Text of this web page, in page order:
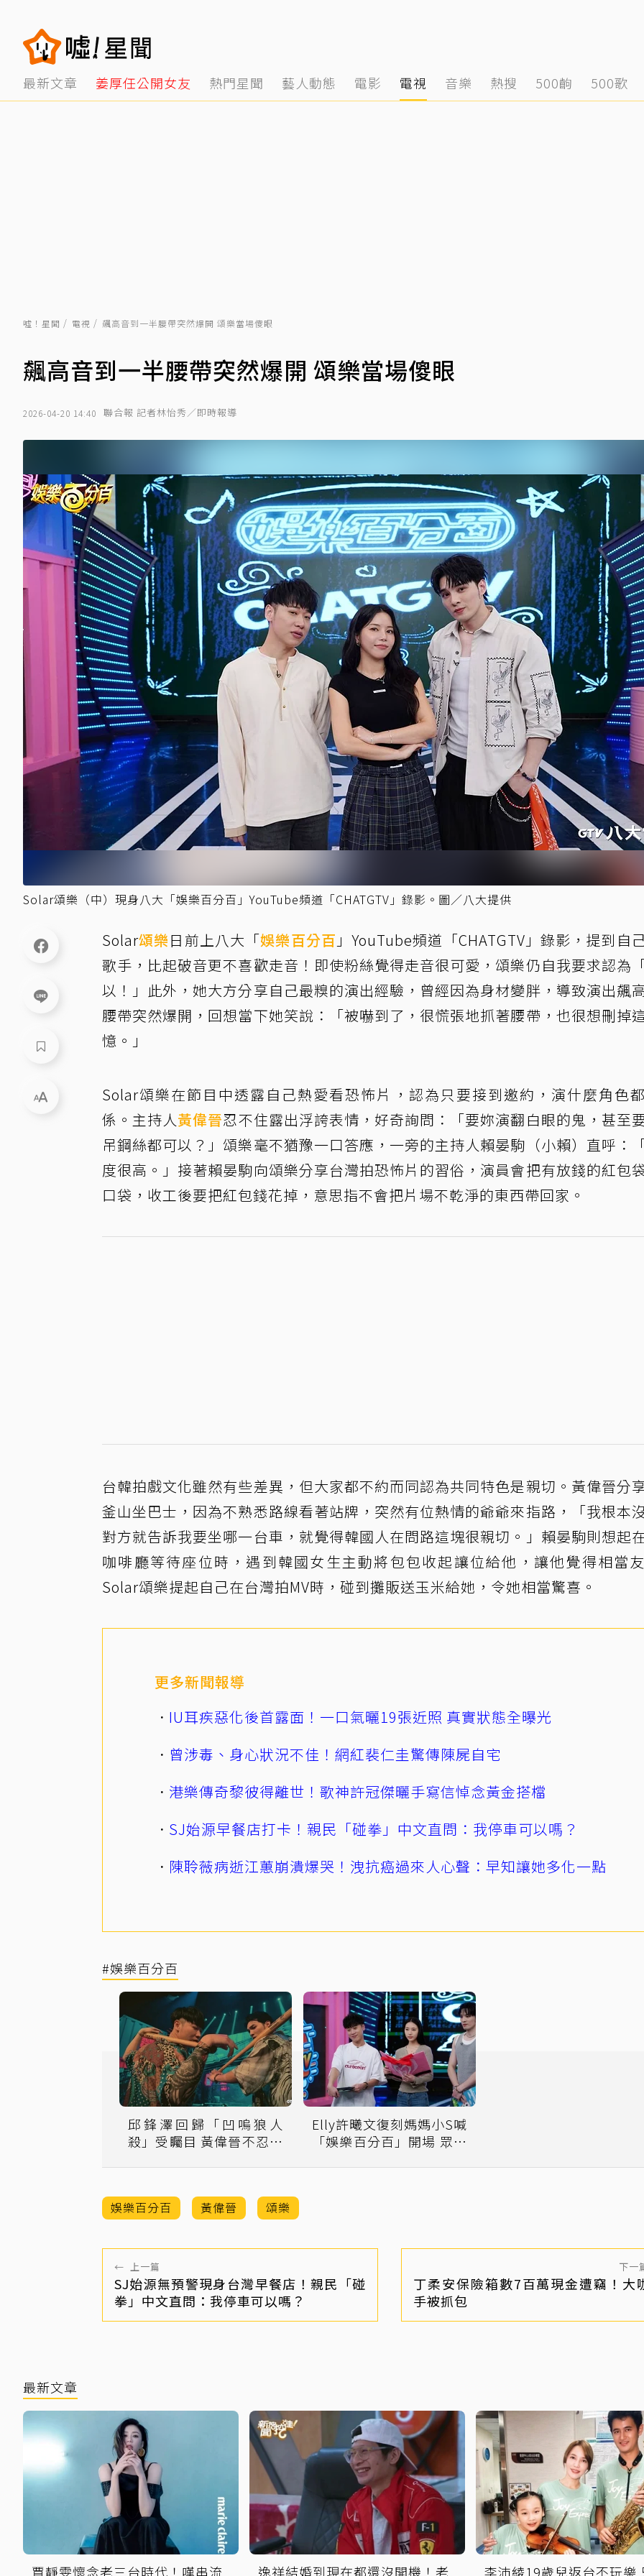
最新文章 姜厚任公開女友 熱門星聞 藝人動態 電影 電視 音樂 熱搜 500齣 500歌
噓！星聞 電視 飆高音到一半腰帶突然爆開 頌樂當場傻眼
飆高音到一半腰帶突然爆開 頌樂當場傻眼
2026-04-20 14:40 聯合報 記者林怡秀／即時報導
Solar頌樂（中）現身八大「娛樂百分百」YouTube頻道「CHATGTV」錄影。圖／八大提供
Solar頌樂日前上八大「娛樂百分百 」YouTube頻道「CHATGTV」錄影，提到自
歌手，比起破音更不喜歡走音！即使粉絲覺得走音很可愛，頌樂仍自我要求認為
以！」此外，她大方分享自己最糗的演出經驗，曾經因為身材變胖，導致演出飆
腰帶突然爆開，回想當下她笑說：「被嚇到了，很慌張地抓著腰帶，也很想刪掉
憶。」
Solar頌樂在節目中透露自己熱愛看恐怖片，認為只要接到邀約，演什麼角色
係。主持人黃偉晉忍不住露出浮誇表情，好奇詢問：「要妳演翻白眼的鬼，甚至
吊鋼絲都可以？」頌樂毫不猶豫一口答應，一旁的主持人賴晏駒（小賴）直呼：
度很高。」接著賴晏駒向頌樂分享台灣拍恐怖片的習俗，演員會把有放錢的紅包
口袋，收工後要把紅包錢花掉，意思指不會把片場不乾淨的東西帶回家。
台韓拍戲文化雖然有些差異，但大家都不約而同認為共同特色是親切。黃偉晉分
釜山坐巴士，因為不熟悉路線看著站牌，突然有位熱情的爺爺來指路，「我根本
對方就告訴我要坐哪一台車，就覺得韓國人在問路這塊很親切。」賴晏駒則想起
咖啡廳等待座位時，遇到韓國女生主動將包包收起讓位給他，讓他覺得相當友
Solar頌樂提起自己在台灣拍MV時，碰到攤販送玉米給她，令她相當驚喜。
更多新聞報導
IU耳疾惡化後首露面！一口氣曬19張近照 真實狀態全曝光
曾涉毒、身心狀況不佳！網紅裴仁圭驚傳陳屍自宅
港樂傳奇黎彼得離世！歌神許冠傑曬手寫信悼念黃金搭檔
SJ始源早餐店打卡！親民「碰拳」中文直問：我停車可以嗎？
陳聆薇病逝江蕙崩潰爆哭！洩抗癌過來人心聲：早知讓她多化一點
#娛樂百分百
邱鋒澤回歸「凹嗚狼人
殺」受矚目 黃偉晉不忍怒
Elly許曦文復刻媽媽小S喊
「娛樂百分百」開場 眾人
娛樂百分百 黃偉晉 頌樂
← 上一篇
SJ始源無預警現身台灣早餐店！親民「碰
拳」中文直問：我停車可以嗎？
下一
丁柔安保險箱數7百萬現金遭竊！大
手被抓包
最新文章
賈靜雯懷念老三台時代！嘆串流 逸祥結婚到現在都還沒開機！老 李沛綾19歲兒返台不玩樂